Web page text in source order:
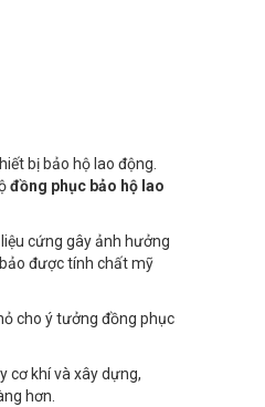
bị bảo hộ lao động.
đồng phục bảo hộ lao
cứng gây ảnh hưởng
được tính chất mỹ
cho ý tưởng đồng phục
cơ khí và xây dựng,
hơn.